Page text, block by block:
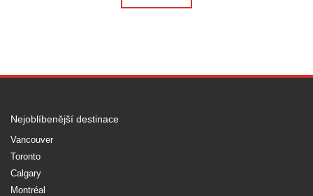
Nejoblíbenější destinace
Vancouver
Toronto
Calgary
Montréal